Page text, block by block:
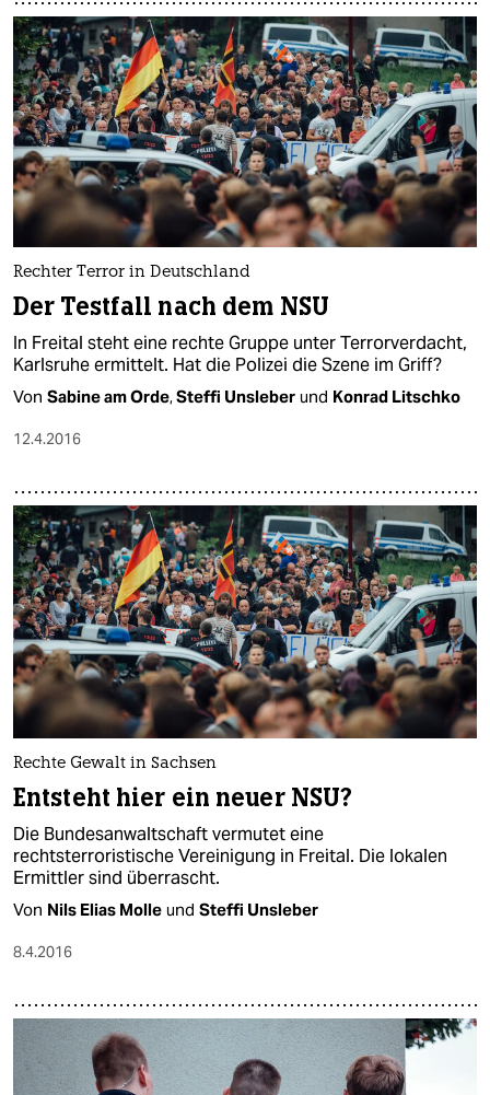
Rechter Terror in Deutschland
Der Testfall nach dem NSU
In Freital steht eine rechte Gruppe unter Terrorverdacht,
Karlsruhe ermittelt. Hat die Polizei die Szene im Griff?
Von Sabine am Orde,Steffi Unsleber und Konrad Litschko
12.4.2016
Rechte Gewalt in Sachsen
Entsteht hier ein neuer NSU?
Die Bundesanwaltschaft vermutet eine
rechtsterroristische Vereinigung in Freital. Die lokalen
Ermittler sind überrascht.
Von Nils Elias Molle und Steffi Unsleber
8.4.2016